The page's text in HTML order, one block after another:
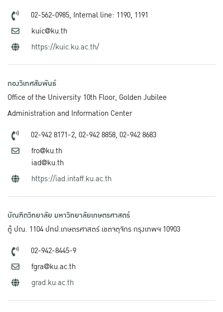
02-562-0985, Internal line: 1190, 1191
kuic@ku.th
https://kuic.ku.ac.th/
กองวิเทศสัมพันธ์
Office of the University 10th Floor, Golden Jubilee
Administration and Information Center
02-942 8171-2, 02-942 8858, 02-942 8683
fro@ku.th
iad@ku.th
https://iad.intaff.ku.ac.th
บัณฑิตวิทยาลัย มหาวิทยาลัยเกษตรศาสตร์
ตู้ ปณ. 1104 ปทฝ.เกษตรศาสตร์ เขตจตุจักร กรุงเทพฯ 10903
02-942-8445-9
fgra@ku.ac.th
grad.ku.ac.th